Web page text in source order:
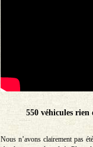
550 véhicules rien
Nous n’avons clairement pas